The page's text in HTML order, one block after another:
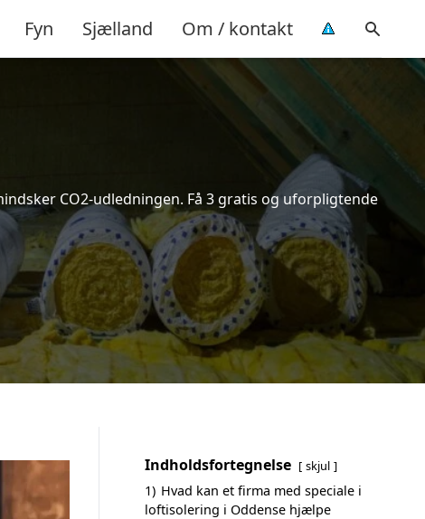
Fyn Sjælland Om / kontakt
CO2-udledningen. Få 3 gratis og uforpligtende
Indholdsfortegnelse skjul
1) Hvad kan et firma med speciale i
loftisolering i Oddense hjælpe